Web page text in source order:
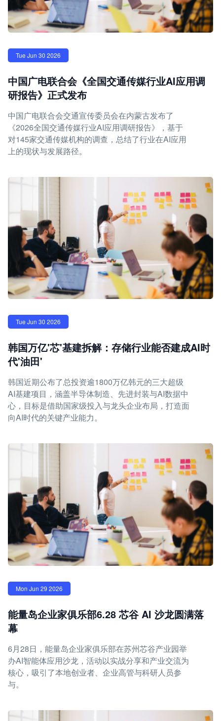
Tue Jun 30 2026
中国广电联合会《全国交通传媒行业AI应用调
研报告》正式发布
中国广电联合会交通宣传委员会在内蒙古发布了
《2026全国交通传媒行业AI应用调研报告》，基于
对145家交通传媒机构的调查，总结了行业在AI应用
上的现状与发展路径。
Tue Jun 30 2026
韩国万亿'芯'基建拆解：存储行业能否建成AI时
代'油田'
韩国近期公布了总投资逾1800万亿韩元的三大超级
AI基建项目，涵盖半导体制造、先进封装与AI数据中
心，目标是借助国家级投入与龙头企业布局，打造面
向AI时代的关键产业能力。
Mon Jun 29 2026
能量岛企业家俱乐部6.28 芯谷 AI 沙龙圆满落
幕
6月28日，能量岛企业家俱乐部在苏州芯谷产业园举
办AI智能体应用沙龙，活动以实战分享和产业交流为
核心，吸引了本地创业者、企业高管与科研人员参
与。